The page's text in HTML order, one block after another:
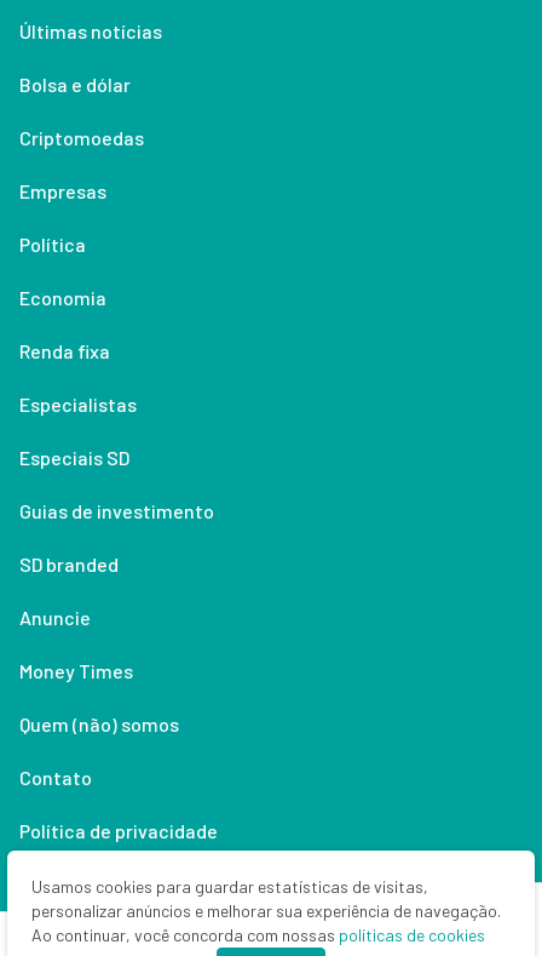
Últimas notícias
Bolsa e dólar
Criptomoedas
Empresas
Política
Economia
Renda fixa
Especialistas
Especiais SD
Guias de investimento
SD branded
Anuncie
Money Times
Quem (não) somos
Contato
Política de privacidade
Lifestyle
Usamos cookies para guardar estatísticas de visitas,
personalizar anúncios e melhorar sua experiência de navegação.
Ao continuar, você concorda com nossas políticas de cookies